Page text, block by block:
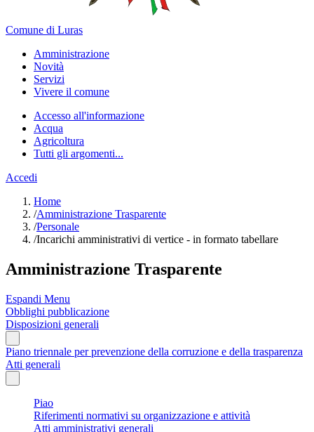
Comune di Luras
Amministrazione
Novità
Servizi
Vivere il comune
Accesso all'informazione
Acqua
Agricoltura
Tutti gli argomenti...
Accedi
Home
/Amministrazione Trasparente
/Personale
/Incarichi amministrativi di vertice - in formato tabellare
Amministrazione Trasparente
Espandi Menu
Obblighi pubblicazione
Disposizioni generali
Piano triennale per prevenzione della corruzione e della trasparenza
Atti generali
Piao
Riferimenti normativi su organizzazione e attività
Atti amministrativi generali